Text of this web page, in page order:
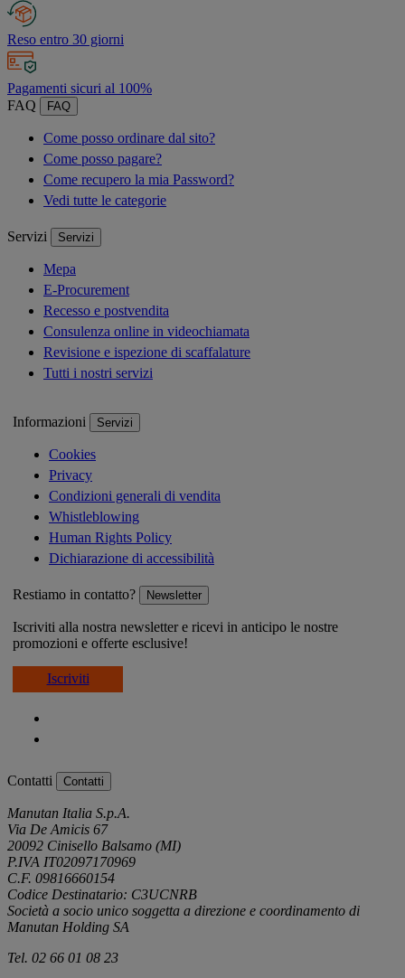
Reso entro 30 giorni
Pagamenti sicuri al 100%
FAQ
FAQ
Come posso ordinare dal sito?
Come posso pagare?
Come recupero la mia Password?
Vedi tutte le categorie
Servizi Servizi
Mepa
E-Procurement
Recesso e postvendita
Consulenza online in videochiamata
Revisione e ispezione di scaffalature
Tutti i nostri servizi
Informazioni Servizi
Cookies
Privacy
Condizioni generali di vendita
Whistleblowing
Human Rights Policy
Dichiarazione di accessibilità
Restiamo in contatto? Newsletter
Iscriviti alla nostra newsletter e ricevi in anticipo le nostre
promozioni e offerte esclusive!
Iscriviti
Contatti Contatti
Manutan Italia S.p.A.
Via De Amicis 67
20092 Cinisello Balsamo (MI)
P.IVA IT02097170969
C.F. 09816660154
Codice Destinatario: C3UCNRB
Società a socio unico soggetta a direzione e coordinamento di
Manutan Holding SA
Tel. 02 66 01 08 23